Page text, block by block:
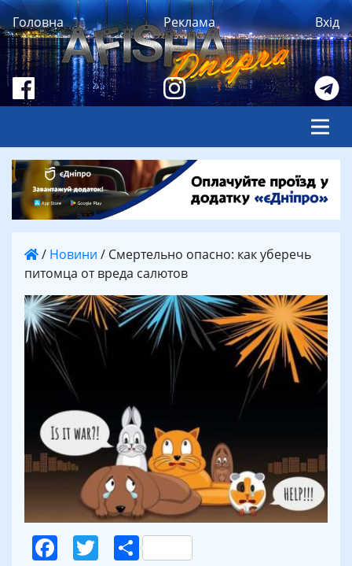
Головна Реклама Вхід
/ Новини / Смертельно опасно: как уберечь
питомца от вреда салютов
Facebook
Twitter
Поділитися